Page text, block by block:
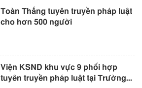
Toàn Thắng tuyên truyền pháp luật
cho hơn 500 người
Viện KSND khu vực 9 phối hợp
tuyên truyền pháp luật tại Trường...